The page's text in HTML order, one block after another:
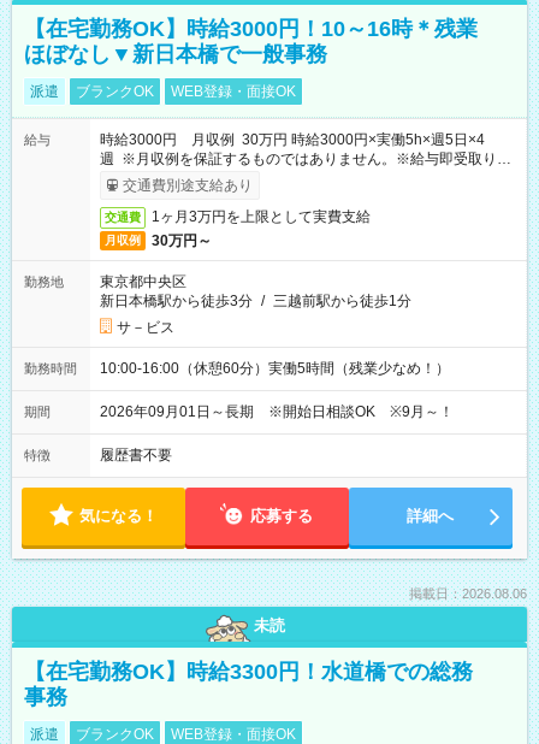
【在宅勤務OK】時給3000円！10～16時＊残業
ほぼなし▼新日本橋で一般事務
派遣 ブランクOK WEB登録・面接OK
給与
時給3000円 月収例 30万円 時給3000円×実働5h×週5日×4
週 ※月収例を保証するものではありません。※給与即受取りサ
ービス利用可（利用条件有）
交通費別途支給あり
交通費 1ヶ月3万円を上限として実費支給
月収例 30万円～
勤務地
東京都中央区
新日本橋駅から徒歩3分 / 三越前駅から徒歩1分
サ－ビス
勤務時間 10:00-16:00（休憩60分）実働5時間（残業少なめ！）
期間 2026年09月01日～長期 ※開始日相談OK ※9月～！
特徴 履歴書不要
気になる！ 応募する 詳細へ
掲載日：2026.08.06
未読
【在宅勤務OK】時給3300円！水道橋での総務
事務
派遣 ブランクOK WEB登録・面接OK